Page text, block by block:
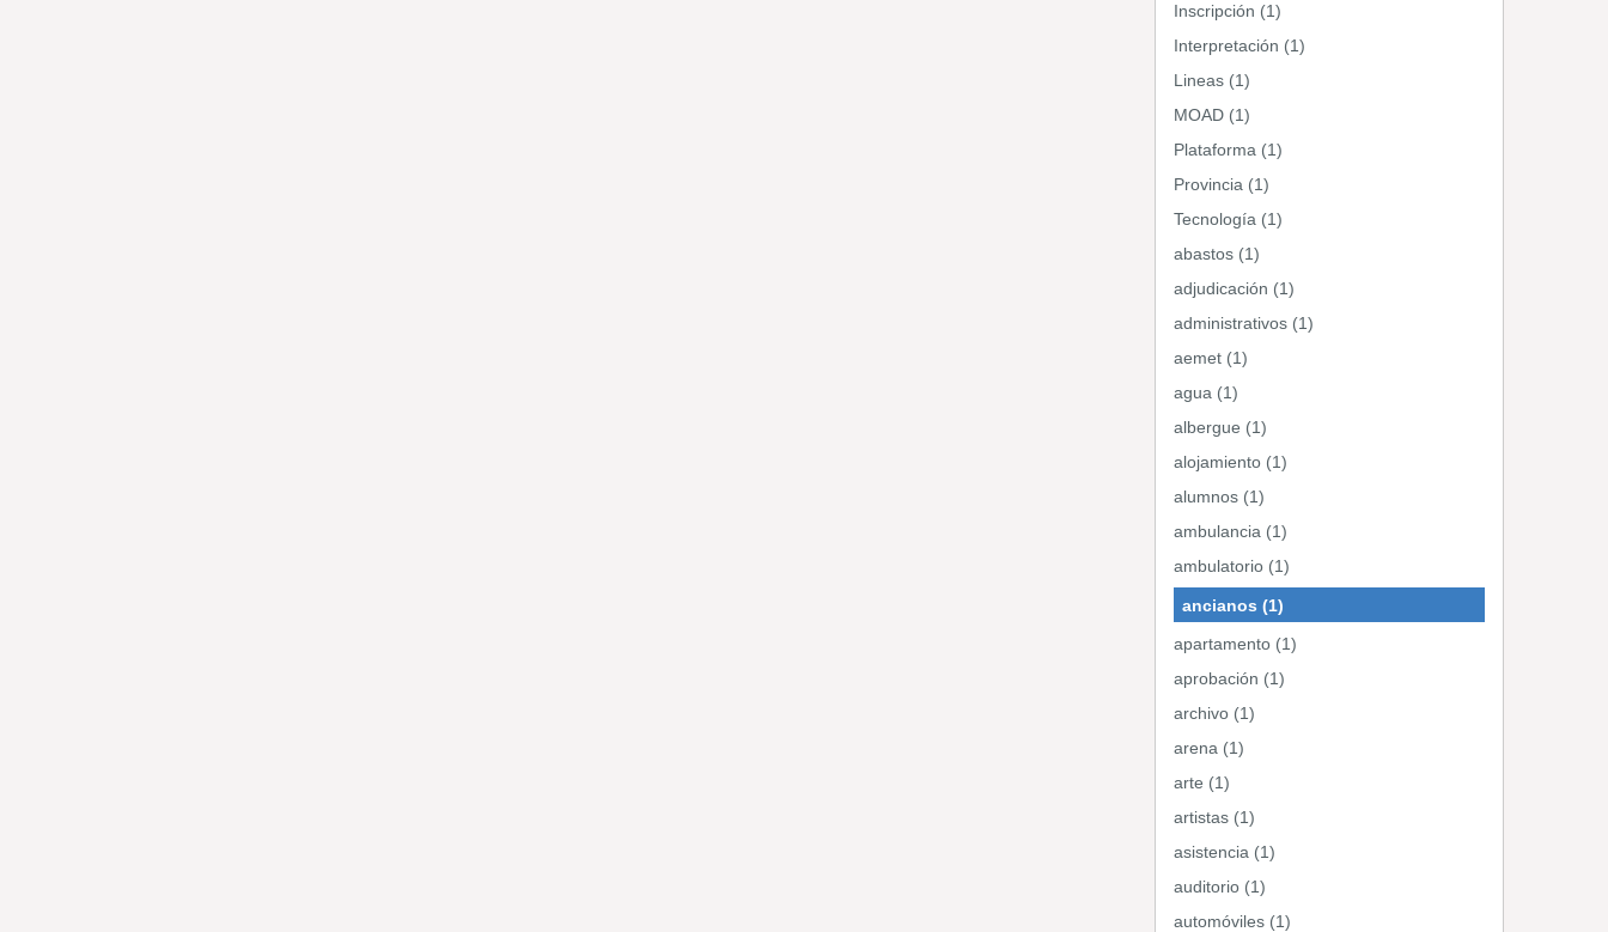
Inscripción (1)
Interpretación (1)
Lineas (1)
MOAD (1)
Plataforma (1)
Provincia (1)
Tecnología (1)
abastos (1)
adjudicación (1)
administrativos (1)
aemet (1)
agua (1)
albergue (1)
alojamiento (1)
alumnos (1)
ambulancia (1)
ambulatorio (1)
ancianos (1)
apartamento (1)
aprobación (1)
archivo (1)
arena (1)
arte (1)
artistas (1)
asistencia (1)
auditorio (1)
automóviles (1)